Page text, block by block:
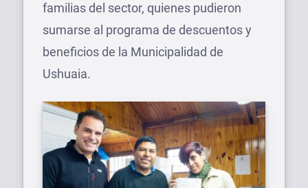
familias del sector, quienes pudieron
sumarse al programa de descuentos y
beneficios de la Municipalidad de
Ushuaia.